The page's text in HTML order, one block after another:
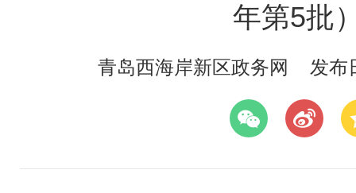
年第5批
青岛西海岸新区政务网 发布